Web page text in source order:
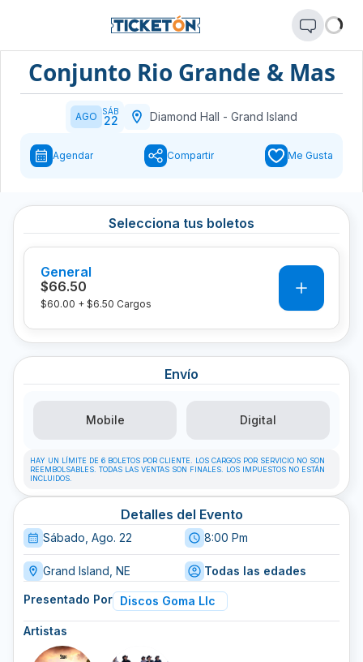
Conjunto Rio Grande & Mas
AGO SÁB
22 Diamond Hall - Grand Island
Agendar Compartir Me Gusta
Selecciona tus boletos
General
$66.50
$60.00 + $6.50 Cargos
Envío
Mobile Digital
HAY UN LÍMITE DE 6 BOLETOS POR CLIENTE. LOS CARGOS POR SERVICIO NO SON
REEMBOLSABLES. TODAS LAS VENTAS SON FINALES. LOS IMPUESTOS NO ESTÁN
INCLUIDOS.
Detalles del Evento
Sábado, Ago. 22 8:00 Pm
Grand Island, NE Todas las edades
Presentado Por Discos Goma Llc
Artistas